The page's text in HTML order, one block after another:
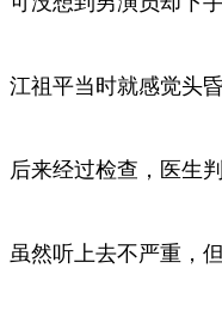
江祖平当时就感觉头
后来经过检查，医生
虽然听上去不严重，